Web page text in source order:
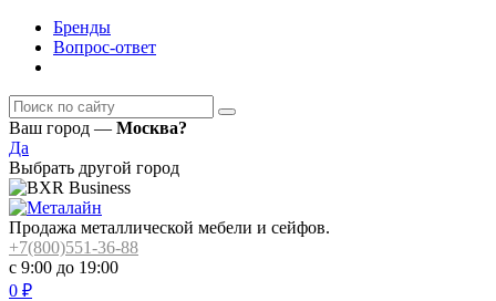
Бренды
Вопрос-ответ
Ваш город — Москва?
Да
Выбрать другой город
Продажа металлической мебели и сейфов.
+7(800)551-36-88
с 9:00 до 19:00
0 ₽